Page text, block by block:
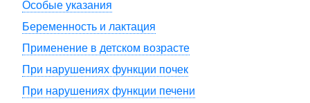
Особые указания
Беременность и лактация
Применение в детском возрасте
При нарушениях функции почек
При нарушениях функции печени